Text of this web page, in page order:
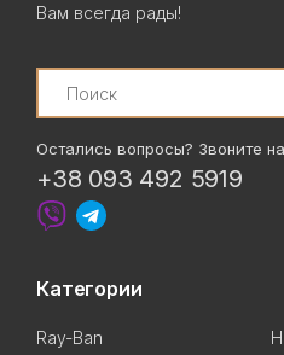
Вам всегда рады!
Search
Остались вопросы? Звоните
+38 093 492 5919
Категории
Ray-Ban